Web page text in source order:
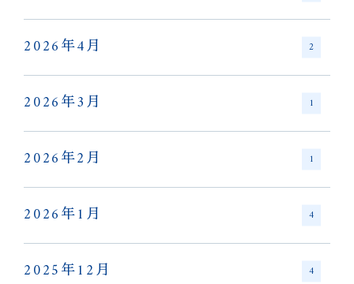
2026年4月 2
2026年3月 1
2026年2月 1
2026年1月 4
2025年12月 4